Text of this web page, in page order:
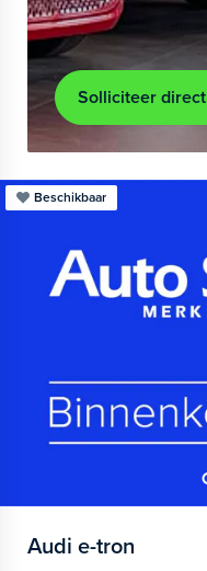
Solliciteer direct
Beschikbaar
Audi e-tron